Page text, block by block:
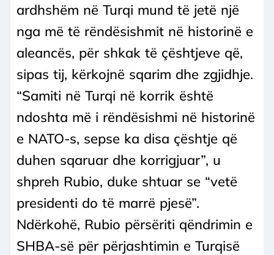
ardhshëm në Turqi mund të jetë një
nga më të rëndësishmit në historinë e
aleancës, për shkak të çështjeve që,
sipas tij, kërkojnë sqarim dhe zgjidhje.
“Samiti në Turqi në korrik është
ndoshta më i rëndësishmi në historinë
e NATO-s, sepse ka disa çështje që
duhen sqaruar dhe korrigjuar”, u
shpreh Rubio, duke shtuar se “vetë
presidenti do të marrë pjesë”.
Ndërkohë, Rubio përsëriti qëndrimin e
SHBA-së për përjashtimin e Turqisë